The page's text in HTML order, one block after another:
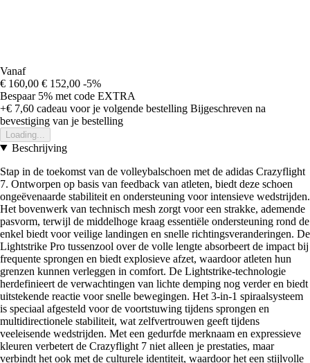
Vanaf
€ 160,00 € 152,00 -5%
Bespaar 5% met code EXTRA
+€ 7,60 cadeau voor je volgende bestelling Bijgeschreven na
bevestiging van je bestelling
Loading...
Beschrijving
Stap in de toekomst van de volleybalschoen met de adidas Crazyflight
7. Ontworpen op basis van feedback van atleten, biedt deze schoen
ongeëvenaarde stabiliteit en ondersteuning voor intensieve wedstrijden.
Het bovenwerk van technisch mesh zorgt voor een strakke, ademende
pasvorm, terwijl de middelhoge kraag essentiële ondersteuning rond de
enkel biedt voor veilige landingen en snelle richtingsveranderingen. De
Lightstrike Pro tussenzool over de volle lengte absorbeert de impact bij
frequente sprongen en biedt explosieve afzet, waardoor atleten hun
grenzen kunnen verleggen in comfort. De Lightstrike-technologie
herdefinieert de verwachtingen van lichte demping nog verder en biedt
uitstekende reactie voor snelle bewegingen. Het 3-in-1 spiraalsysteem
is speciaal afgesteld voor de voortstuwing tijdens sprongen en
multidirectionele stabiliteit, wat zelfvertrouwen geeft tijdens
veeleisende wedstrijden. Met een gedurfde merknaam en expressieve
kleuren verbetert de Crazyflight 7 niet alleen je prestaties, maar
verbindt het ook met de culturele identiteit, waardoor het een stijlvolle